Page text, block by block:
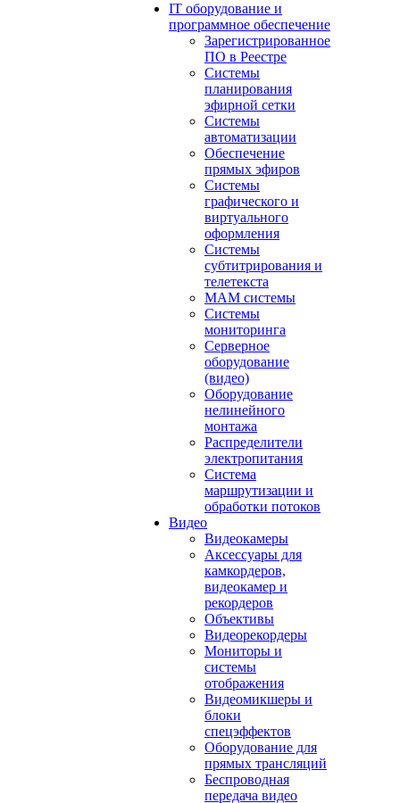
IT оборудование и
программное обеспечение
Зарегистрированное
ПО в Реестре
Системы
планирования
эфирной сетки
Системы
автоматизации
Обеспечение
прямых эфиров
Системы
графического и
виртуального
оформления
Системы
субтитрирования и
телетекста
MAM системы
Системы
мониторинга
Серверное
оборудование
(видео)
Оборудование
нелинейного
монтажа
Распределители
электропитания
Система
маршрутизации и
обработки потоков
Видео
Видеокамеры
Аксессуары для
камкордеров,
видеокамер и
рекордеров
Объективы
Видеорекордеры
Мониторы и
системы
отображения
Видеомикшеры и
блоки
спецэффектов
Оборудование для
прямых трансляций
Беспроводная
передача видео